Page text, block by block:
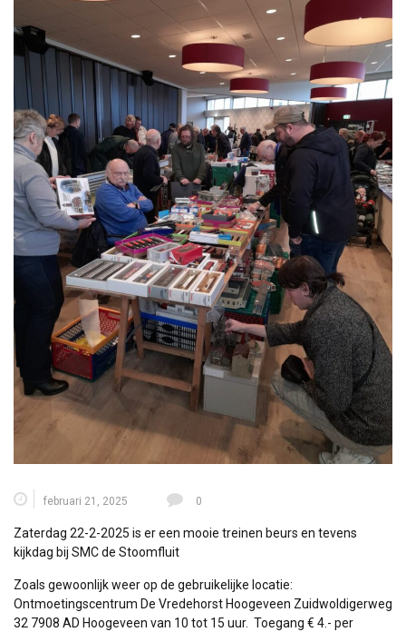
februari 21, 2025 0
Zaterdag 22-2-2025 is er een mooie treinen beurs en tevens
kijkdag bij SMC de Stoomfluit
Zoals gewoonlijk weer op de gebruikelijke locatie:
Ontmoetingscentrum De Vredehorst Hoogeveen Zuidwoldigerweg
32 7908 AD Hoogeveen van 10 tot 15 uur. Toegang € 4.- per